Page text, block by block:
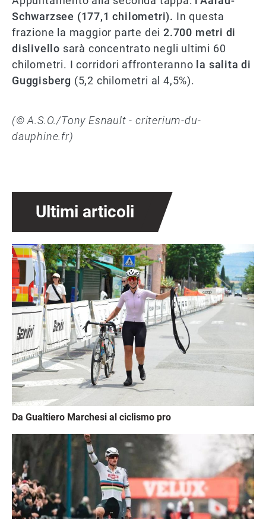
Schwarzsee (177,1 chilometri). In questa
frazione la maggior parte dei 2.700 metri di
dislivello sarà concentrato negli ultimi 60
chilometri. I corridori affronteranno la salita di
Guggisberg (5,2 chilometri al 4,5%).
(© A.S.O./Tony Esnault - criterium-du-
dauphine.fr)
Ultimi articoli
Immagine
Da Gualtiero Marchesi al ciclismo pro